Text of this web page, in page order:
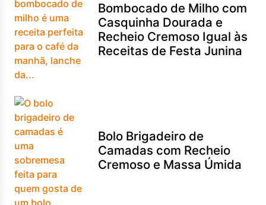
Bombocado de Milho com
Casquinha Dourada e
Recheio Cremoso Igual às
Receitas de Festa Junina
Bolo Brigadeiro de
Camadas com Recheio
Cremoso e Massa Úmida